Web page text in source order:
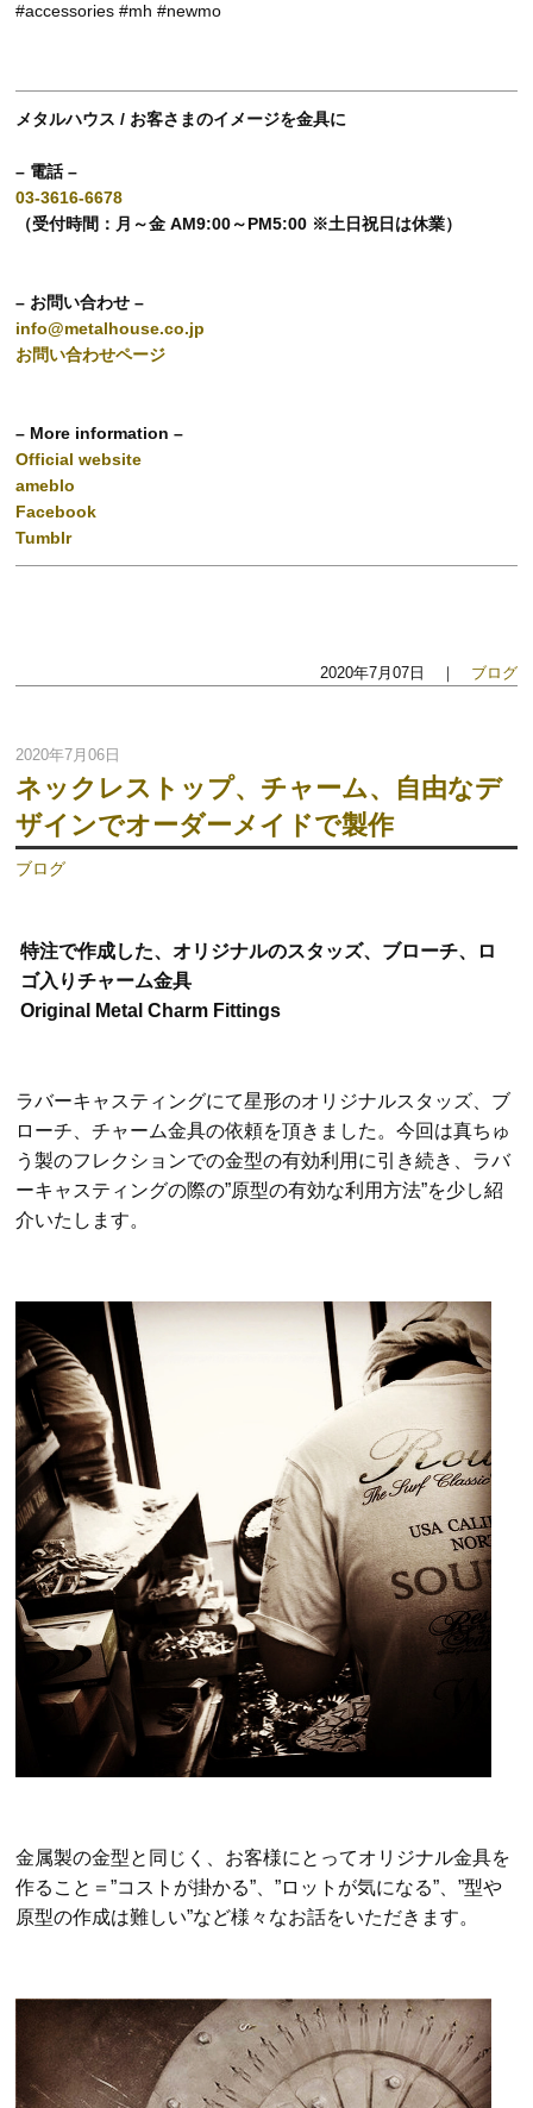
#accessories #mh #newmo
メタルハウス / お客さまのイメージを金具に
– 電話 –
03-3616-6678
（受付時間：月～金 AM9:00～PM5:00 ※土日祝日は休業）
– お問い合わせ –
info@metalhouse.co.jp
お問い合わせページ
– More information –
Official website
ameblo
Facebook
Tumblr
2020年7月07日 ｜ ブログ
2020年7月06日
ネックレストップ、チャーム、自由なデ
ザインでオーダーメイドで製作
ブログ
特注で作成した、オリジナルのスタッズ、ブローチ、ロ
ゴ入りチャーム金具
Original Metal Charm Fittings
ラバーキャスティングにて星形のオリジナルスタッズ、ブ
ローチ、チャーム金具の依頼を頂きました。今回は真ちゅ
う製のフレクションでの金型の有効利用に引き続き、ラバ
ーキャスティングの際の”原型の有効な利用方法”を少し紹
介いたします。
金属製の金型と同じく、お客様にとってオリジナル金具を
作ること＝”コストが掛かる”、”ロットが気になる”、”型や
原型の作成は難しい”など様々なお話をいただきます。